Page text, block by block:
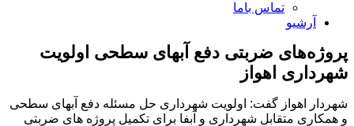
تماس باما
آرشیو
پروژه‌های ضربتی دفع آبهای سطحی اولویت
شهرداری اهواز
شهردار اهواز گفت: اولویت شهرداری حل مسئله دفع آبهای سطحی
و همکاری متقابل شهرداری و آبفا برای تکمیل پروژه های ضربتی